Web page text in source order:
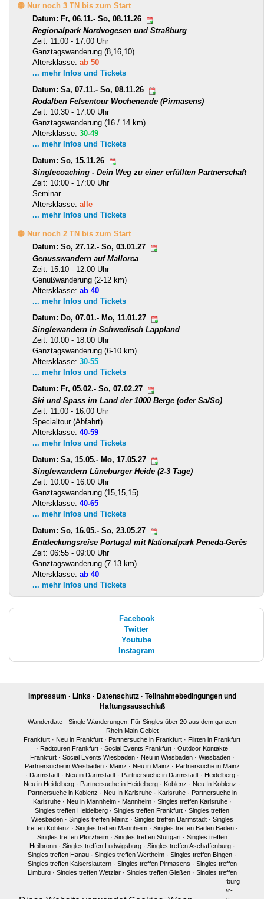
🟡 Nur noch 3 TN bis zum Start
Datum: Fr, 06.11.- So, 08.11.26
Regionalpark Nordvogesen und Straßburg
Zeit: 11:00 - 17:00 Uhr
Ganztagswanderung (8,16,10)
Altersklasse: ab 50
... mehr Infos und Tickets
Datum: Sa, 07.11.- So, 08.11.26
Rodalben Felsentour Wochenende (Pirmasens)
Zeit: 10:30 - 17:00 Uhr
Ganztagswanderung (16 / 14 km)
Altersklasse: 30-49
... mehr Infos und Tickets
Datum: So, 15.11.26
Singlecoaching - Dein Weg zu einer erfüllten Partnerschaft
Zeit: 10:00 - 17:00 Uhr
Seminar
Altersklasse: alle
... mehr Infos und Tickets
🟡 Nur noch 2 TN bis zum Start
Datum: So, 27.12.- So, 03.01.27
Genusswandern auf Mallorca
Zeit: 15:10 - 12:00 Uhr
Genußwanderung (2-12 km)
Altersklasse: ab 40
... mehr Infos und Tickets
Datum: Do, 07.01.- Mo, 11.01.27
Singlewandern in Schwedisch Lappland
Zeit: 10:00 - 18:00 Uhr
Ganztagswanderung (6-10 km)
Altersklasse: 30-55
... mehr Infos und Tickets
Datum: Fr, 05.02.- So, 07.02.27
Ski und Spass im Land der 1000 Berge (oder Sa/So)
Zeit: 11:00 - 16:00 Uhr
Specialtour (Abfahrt)
Altersklasse: 40-59
... mehr Infos und Tickets
Datum: Sa, 15.05.- Mo, 17.05.27
Singlewandern Lüneburger Heide (2-3 Tage)
Zeit: 10:00 - 16:00 Uhr
Ganztagswanderung (15,15,15)
Altersklasse: 40-65
... mehr Infos und Tickets
Datum: So, 16.05.- So, 23.05.27
Entdeckungsreise Portugal mit Nationalpark Peneda-Gerês
Zeit: 06:55 - 09:00 Uhr
Ganztagswanderung (7-13 km)
Altersklasse: ab 40
... mehr Infos und Tickets
Facebook
Twitter
Youtube
Instagram
Impressum · Links · Datenschutz· Teilnahmebedingungen und
Haftungsausschluß
Wanderdate - Single Wanderungen. Für Singles über 20 aus dem ganzen
Rhein Main Gebiet
Frankfurt · Neu in Frankfurt · Partnersuche in Frankfurt · Flirten in Frankfurt
· Radtouren Frankfurt · Social Events Frankfurt · Outdoor Kontakte
Frankfurt· Social Events Wiesbaden· Neu in Wiesbaden· Wiesbaden·
Partnersuche in Wiesbaden· Mainz · Neu in Mainz · Partnersuche in Mainz
· Darmstadt· Neu in Darmstadt· Partnersuche in Darmstadt· Heidelberg·
Neu in Heidelberg · Partnersuche in Heidelberg · Koblenz · Neu In Koblenz ·
Partnersuche in Koblenz · Neu In Karlsruhe· Karlsruhe· Partnersuche in
Karlsruhe· Neu in Mannheim· Mannheim· Singles treffen Karlsruhe·
Singles treffen Heidelberg · Singles treffen Frankfurt · Singles treffen
Wiesbaden· Singles treffen Mainz · Singles treffen Darmstadt· Singles
treffen Koblenz · Singles treffen Mannheim· Singles treffen Baden Baden·
Singles treffen Pforzheim· Singles treffen Stuttgart· Singles treffen
Heilbronn· Singles treffen Ludwigsburg· Singles treffen Aschaffenburg·
Singles treffen Hanau · Singles treffen Wertheim · Singles treffen Bingen ·
Singles treffen Kaiserslautern· Singles treffen Pirmasens · Singles treffen
Limburg· Singles treffen Wetzlar· Singles treffen Gießen· Singles treffen
Singles treffen Marburg
Singles treffen Idar-